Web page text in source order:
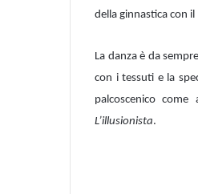
della ginnastica con
La danza è da
con i tessuti e la
palcoscenico
L’illusionista.